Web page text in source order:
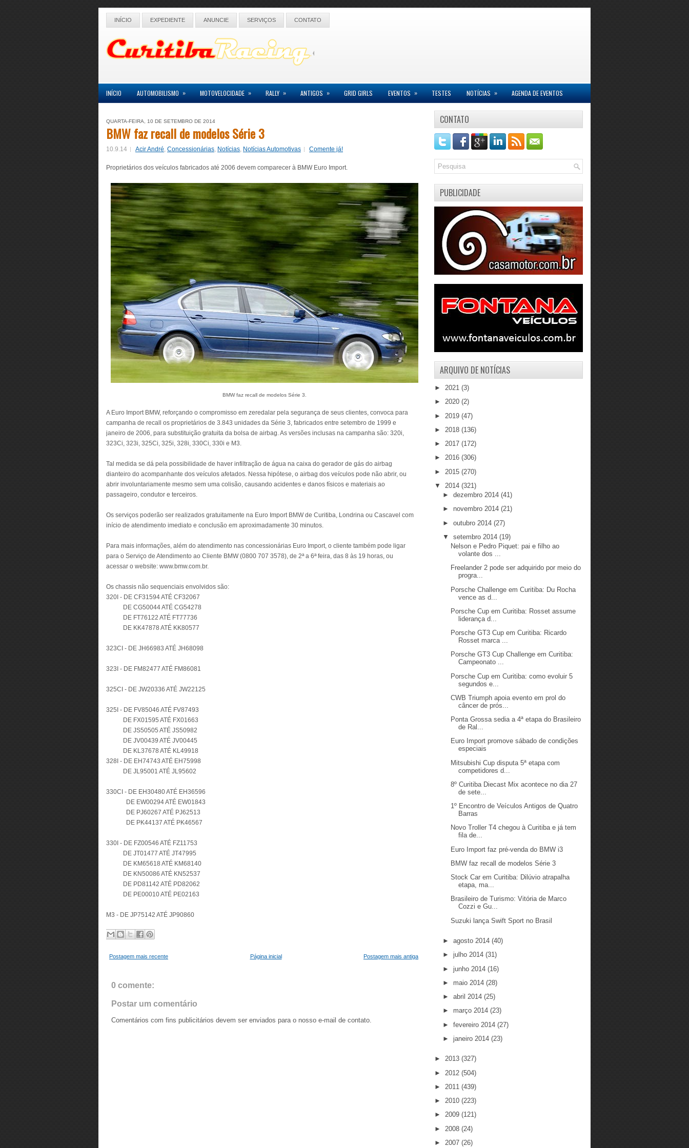
INÍCIO EXPEDIENTE ANUNCIE SERVIÇOS CONTATO
INÍCIO AUTOMOBILISMO » MOTOVELOCIDADE » RALLY » ANTIGOS » GRID GIRLS EVENTOS » TESTES NOTÍCIAS » AGENDA DE EVENTOS
QUARTA-FEIRA, 10 DE SETEMBRO DE 2014
BMW faz recall de modelos Série 3
10.9.14 Acir André, Concessionárias, Notícias, Notícias Automotivas Comente já!
Proprietários dos veículos fabricados até 2006 devem comparecer à BMW Euro Import.
BMW faz recall de modelos Série 3.
A Euro Import BMW, reforçando o compromisso em zeredalar pela segurança de seus clientes, convoca para
campanha de recall os proprietários de 3.843 unidades da Série 3, fabricados entre setembro de 1999 e
janeiro de 2006, para substituição gratuita da bolsa de airbag. As versões inclusas na campanha são: 320i,
323Ci, 323i, 325Ci, 325i, 328i, 330Ci, 330i e M3.
Tal medida se dá pela possibilidade de haver infiltração de água na caixa do gerador de gás do airbag
dianteiro do acompanhante dos veículos afetados. Nessa hipótese, o airbag dos veículos pode não abrir, ou
abrir involuntariamente mesmo sem uma colisão, causando acidentes e danos físicos e materiais ao
passageiro, condutor e terceiros.
Os serviços poderão ser realizados gratuitamente na Euro Import BMW de Curitiba, Londrina ou Cascavel com
início de atendimento imediato e conclusão em aproximadamente 30 minutos.
Para mais informações, além do atendimento nas concessionárias Euro Import, o cliente também pode ligar
para o Serviço de Atendimento ao Cliente BMW (0800 707 3578), de 2ª a 6ª feira, das 8 às 19 horas, ou
acessar o website: www.bmw.com.br.
Os chassis não sequenciais envolvidos são:
320I - DE CF31594 ATÉ CF32067
DE CG50044 ATÉ CG54278
DE FT76122 ATÉ FT77736
DE KK47878 ATÉ KK80577
323CI - DE JH66983 ATÉ JH68098
323I - DE FM82477 ATÉ FM86081
325CI - DE JW20336 ATÉ JW22125
325I - DE FV85046 ATÉ FV87493
DE FX01595 ATÉ FX01663
DE JS50505 ATÉ JS50982
DE JV00439 ATÉ JV00445
DE KL37678 ATÉ KL49918
328I - DE EH74743 ATÉ EH75998
DE JL95001 ATÉ JL95602
330CI - DE EH30480 ATÉ EH36596
DE EW00294 ATÉ EW01843
DE PJ60267 ATÉ PJ62513
DE PK44137 ATÉ PK46567
330I - DE FZ00546 ATÉ FZ11753
DE JT01477 ATÉ JT47995
DE KM65618 ATÉ KM68140
DE KN50086 ATÉ KN52537
DE PD81142 ATÉ PD82062
DE PE00010 ATÉ PE02163
M3 - DE JP75142 ATÉ JP90860
Postagem mais recente Postagem mais antiga
Página inicial
0 comente:
Postar um comentário
Comentários com fins publicitários devem ser enviados para o nosso e-mail de contato.
CONTATO
PUBLICIDADE
ARQUIVO DE NOTÍCIAS
► 2021 (3)
► 2020 (2)
► 2019 (47)
► 2018 (136)
► 2017 (172)
► 2016 (306)
► 2015 (270)
▼ 2014 (321)
► dezembro 2014 (41)
► novembro 2014 (21)
► outubro 2014 (27)
▼ setembro 2014 (19)
Nelson e Pedro Piquet: pai e filho ao
volante dos ...
Freelander 2 pode ser adquirido por meio do
progra...
Porsche Challenge em Curitiba: Du Rocha
vence as d...
Porsche Cup em Curitiba: Rosset assume
liderança d...
Porsche GT3 Cup em Curitiba: Ricardo
Rosset marca ...
Porsche GT3 Cup Challenge em Curitiba:
Campeonato ...
Porsche Cup em Curitiba: como evoluir 5
segundos e...
CWB Triumph apoia evento em prol do
câncer de prós...
Ponta Grossa sedia a 4ª etapa do Brasileiro
de Ral...
Euro Import promove sábado de condições
especiais
Mitsubishi Cup disputa 5ª etapa com
competidores d...
8º Curitiba Diecast Mix acontece no dia 27
de sete...
1º Encontro de Veículos Antigos de Quatro
Barras
Novo Troller T4 chegou à Curitiba e já tem
fila de...
Euro Import faz pré-venda do BMW i3
BMW faz recall de modelos Série 3
Stock Car em Curitiba: Dilúvio atrapalha
etapa, ma...
Brasileiro de Turismo: Vitória de Marco
Cozzi e Gu...
Suzuki lança Swift Sport no Brasil
► agosto 2014 (40)
► julho 2014 (31)
► junho 2014 (16)
► maio 2014 (28)
► abril 2014 (25)
► março 2014 (23)
► fevereiro 2014 (27)
► janeiro 2014 (23)
► 2013 (327)
► 2012 (504)
► 2011 (439)
► 2010 (223)
► 2009 (121)
► 2008 (24)
► 2007 (26)